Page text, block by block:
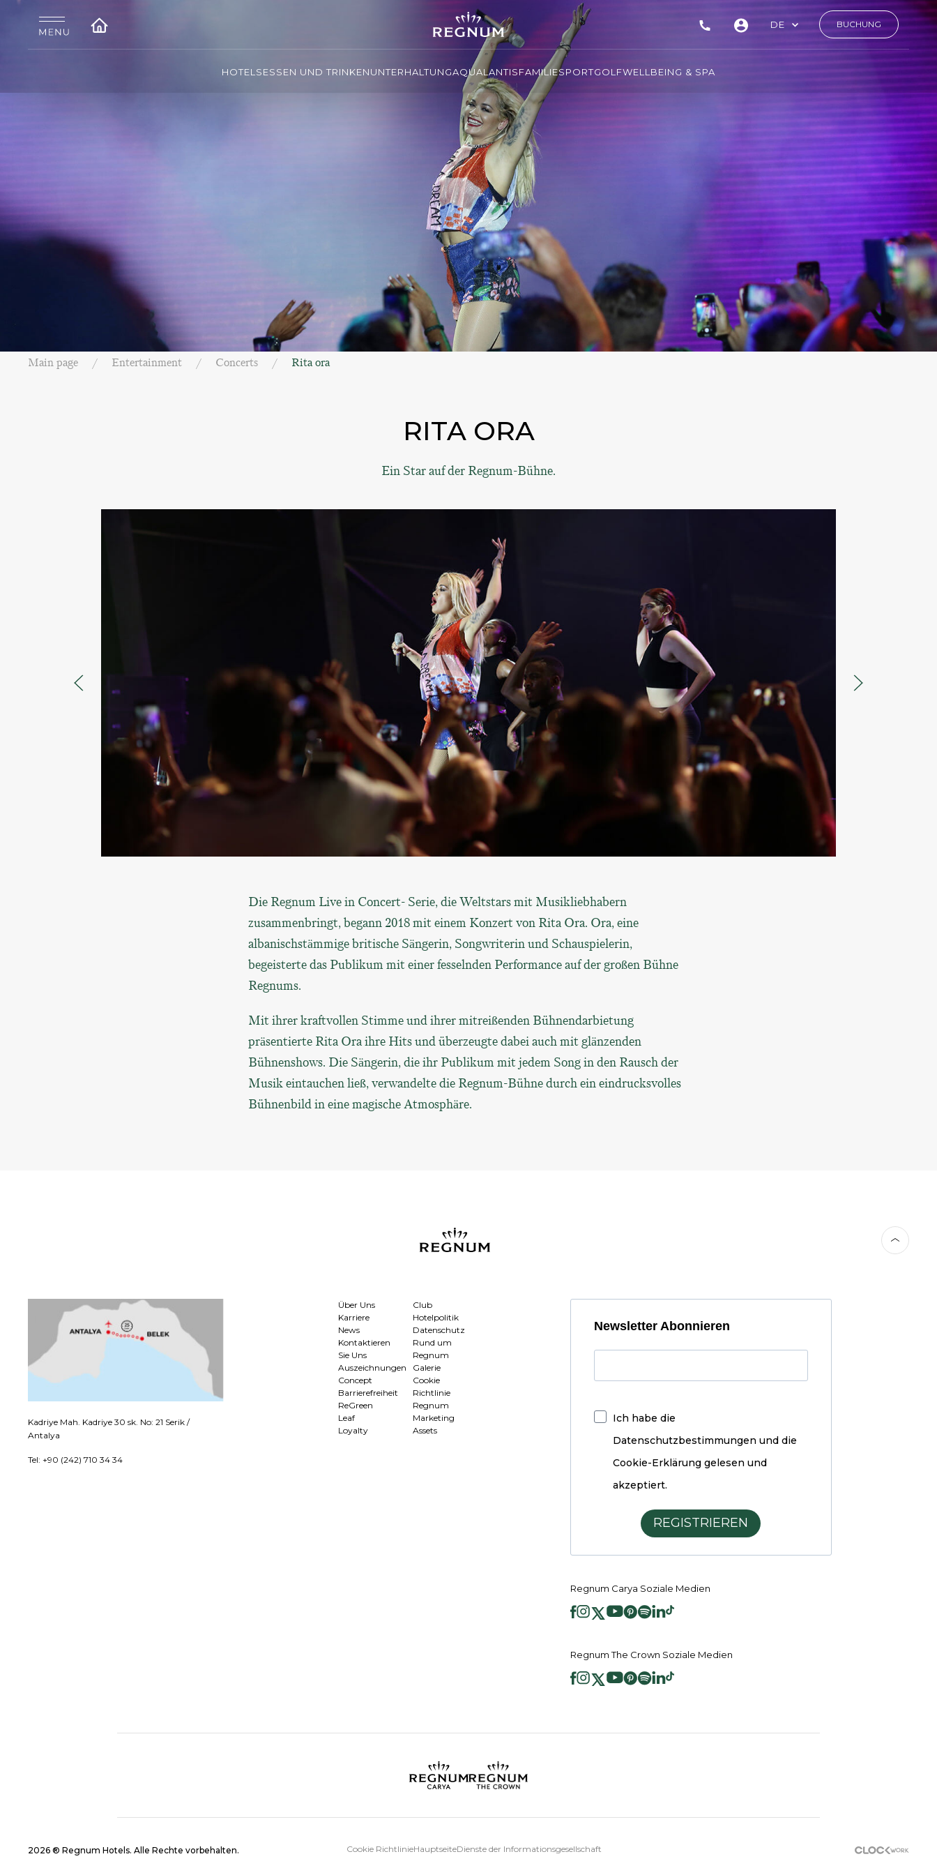
DE BUCHUNG
HOTELSESSEN UND TRINKENUNTERHALTUNGAQUALANTISFAMILIESPORTGOLFWELLBEING & SPA
Main page Entertainment Concerts Rita ora
RITA ORA
Ein Star auf der Regnum-Bühne.
Die Regnum Live in Concert- Serie, die Weltstars mit Musikliebhabern
zusammenbringt, begann 2018 mit einem Konzert von Rita Ora. Ora, eine
albanischstämmige britische Sängerin, Songwriterin und Schauspielerin,
begeisterte das Publikum mit einer fesselnden Performance auf der großen Bühne
Regnums.
Mit ihrer kraftvollen Stimme und ihrer mitreißenden Bühnendarbietung
präsentierte Rita Ora ihre Hits und überzeugte dabei auch mit glänzenden
Bühnenshows. Die Sängerin, die ihr Publikum mit jedem Song in den Rausch der
Musik eintauchen ließ, verwandelte die Regnum-Bühne durch ein eindrucksvolles
Bühnenbild in eine magische Atmosphäre.
Kadriye Mah. Kadriye 30 sk. No: 21 Serik /
Antalya
Tel: +90 (242) 710 34 34
Über Uns
Karriere
News
Kontaktieren
Sie Uns
Auszeichnungen
Concept
Barrierefreiheit
ReGreen
Leaf
Loyalty
Club
Hotelpolitik
Datenschutz
Rund um
Regnum
Galerie
Cookie
Richtlinie
Regnum
Marketing
Assets
Newsletter Abonnieren
Ich habe die
Datenschutzbestimmungen und die
Cookie-Erklärung gelesen und
akzeptiert.
REGISTRIEREN
Regnum Carya Soziale Medien
Regnum The Crown Soziale Medien
2026 ® Regnum Hotels. Alle Rechte vorbehalten. Cookie RichtlinieHauptseiteDienste der Informationsgesellschaft